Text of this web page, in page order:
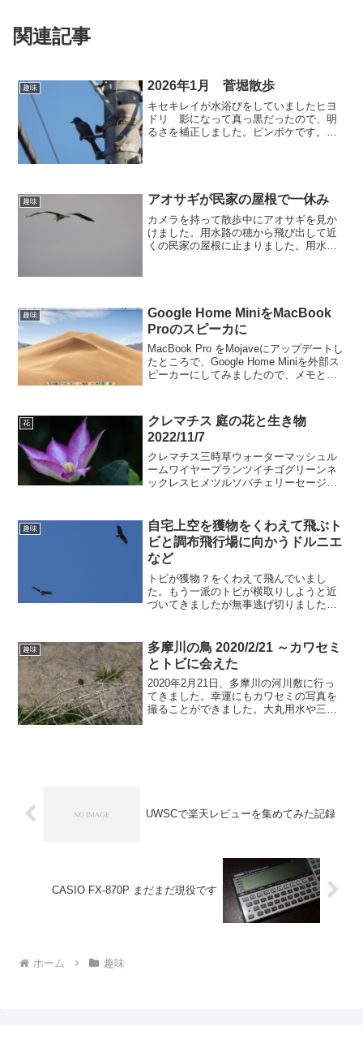
関連記事
趣味 2026年1月 菅堀散歩
キセキレイが水浴びをしていましたヒヨ
ドリ 影になって真っ黒だったので、明
るさを補正しました。ピンボケです。ム
趣味 アオサギが民家の屋根で一休み
カメラを持って散歩中にアオサギを見か
けました。用水路の穂から飛び出して近
くの民家の屋根に止まりました。用水路
趣味
Google Home MiniをMacBook
Proのスピーカに
MacBook Pro をMojaveにアップデートし
たところで、Google Home Miniを外部ス
ピーカーにしてみましたので、メモとし
Home...
花
クレマチス 庭の花と生き物
2022/11/7
クレマチス三時草ウォーターマッシュル
ームワイヤープランツイチゴグリーンネ
ックレスヒメツルソバチェリーセージコ
ランタナキクローズマリーハゼラン茶カ
キレースラベンダーバラヤ...
趣味
自宅上空を獲物をくわえて飛ぶト
ビと調布飛行場に向かうドルニエ
など
トビが獲物？をくわえて飛んでいまし
た。もう一派のトビが横取りしようと近
づいてきましたが無事逃げ切りました。
す。遠すぎてよくわかりません。他のト
ビが追いかけているので...
趣味
多摩川の鳥 2020/2/21 ～カワセミ
とトビに会えた
2020年2月21日、多摩川の河川敷に行っ
てきました。幸運にもカワセミの写真を
撮ることができました。大丸用水や三沢
UWSCで楽天レビューを集めてみた記録
CASIO FX-870P まだまだ現役です
ホーム 趣味